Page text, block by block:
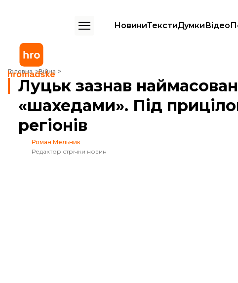
НовиниТекстиДумкиВідео
Головна Війна
Луцьк зазнав наймасованішої атаки ракетами та «шахедами». Під
Луцьк зазнав
«шахедами». Під
регіонів
Роман Мельник
Редактор стрічки новин